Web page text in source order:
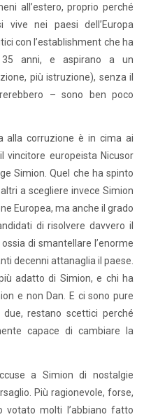
all’estero, proprio perché
nei paesi dell’Europa
con l’establishment che ha
anni, e aspirano a un
più istruzione), senza il
– sono ben poco
alla corruzione è in cima ai
vincitore europeista Nicusor
Simion. Quel che ha spinto
a scegliere invece Simion
Europea, ma anche il grado
di risolvere davvero il
di smantellare l’enorme
decenni attanaglia il paese.
adatto di Simion, e chi ha
e non Dan. E ci sono pure
restano scettici perché
capace di cambiare la
a Simion di nostalgie
Più ragionevole, forse,
molti l’abbiano fatto